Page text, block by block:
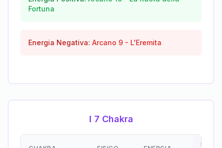
Fortuna
Energia Negativa: Arcano 9 - L'Eremita
I 7 Chakra